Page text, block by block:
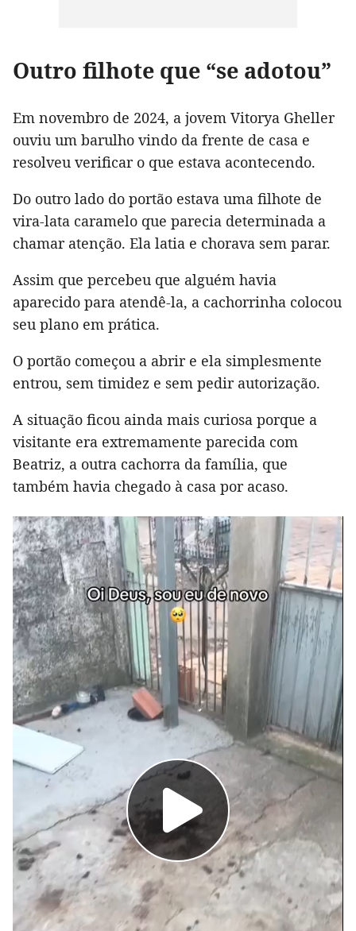
Outro filhote que “se adotou”
Em novembro de 2024, a jovem Vitorya Gheller
ouviu um barulho vindo da frente de casa e
resolveu verificar o que estava acontecendo.
Do outro lado do portão estava uma filhote de
vira-lata caramelo que parecia determinada a
chamar atenção. Ela latia e chorava sem parar.
Assim que percebeu que alguém havia
aparecido para atendê-la, a cachorrinha colocou
seu plano em prática.
O portão começou a abrir e ela simplesmente
entrou, sem timidez e sem pedir autorização.
A situação ficou ainda mais curiosa porque a
visitante era extremamente parecida com
Beatriz, a outra cachorra da família, que
também havia chegado à casa por acaso.